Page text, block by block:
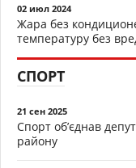
02 июл 2024
Жара без
температуру без
СПОРТ
21 сен 2025
Спорт об’єднав
району